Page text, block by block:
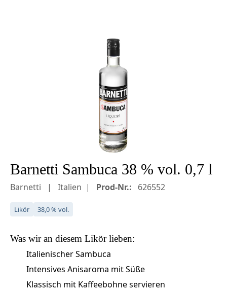
Bildergalerie überspringen
Barnetti Sambuca 38 % vol. 0,7 l
Barnetti Italien Prod-Nr.: 626552
Likör 38,0 % vol.
Was wir an diesem Likörlieben:
Italienischer Sambuca
Intensives Anisaroma mit Süße
Klassisch mit Kaffeebohne servieren